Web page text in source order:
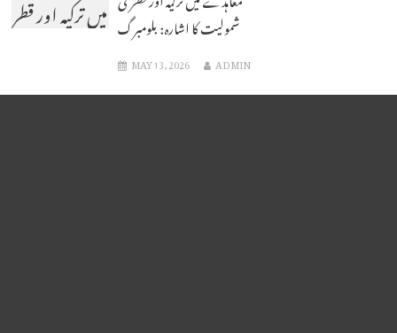
میں ترکیہ اور قطر
اشارہ: بلومبرگ
شمولیت کا اشارہ: بلومبرگ
MAY 13, 2026 ADMIN